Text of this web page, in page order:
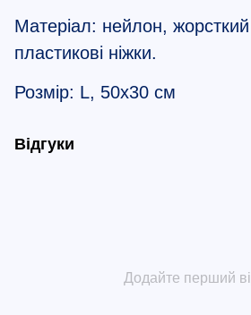
Матеріал: нейлон, жорсткий
пластикові ніжки.
Розмір: L, 50х30 см
Відгуки
Додайте перший